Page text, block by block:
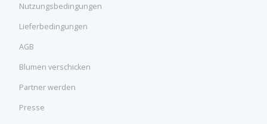
Nutzungsbedingungen
Lieferbedingungen
AGB
Blumen verschicken
Partner werden
Presse